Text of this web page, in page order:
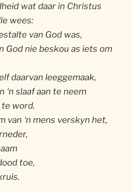
wat daar in Christus
wees:
van God was,
God nie beskou as iets om
daarvan leeggemaak,
‘n slaaf aan te neem
te word.
van ‘n mens verskyn het,
toe,